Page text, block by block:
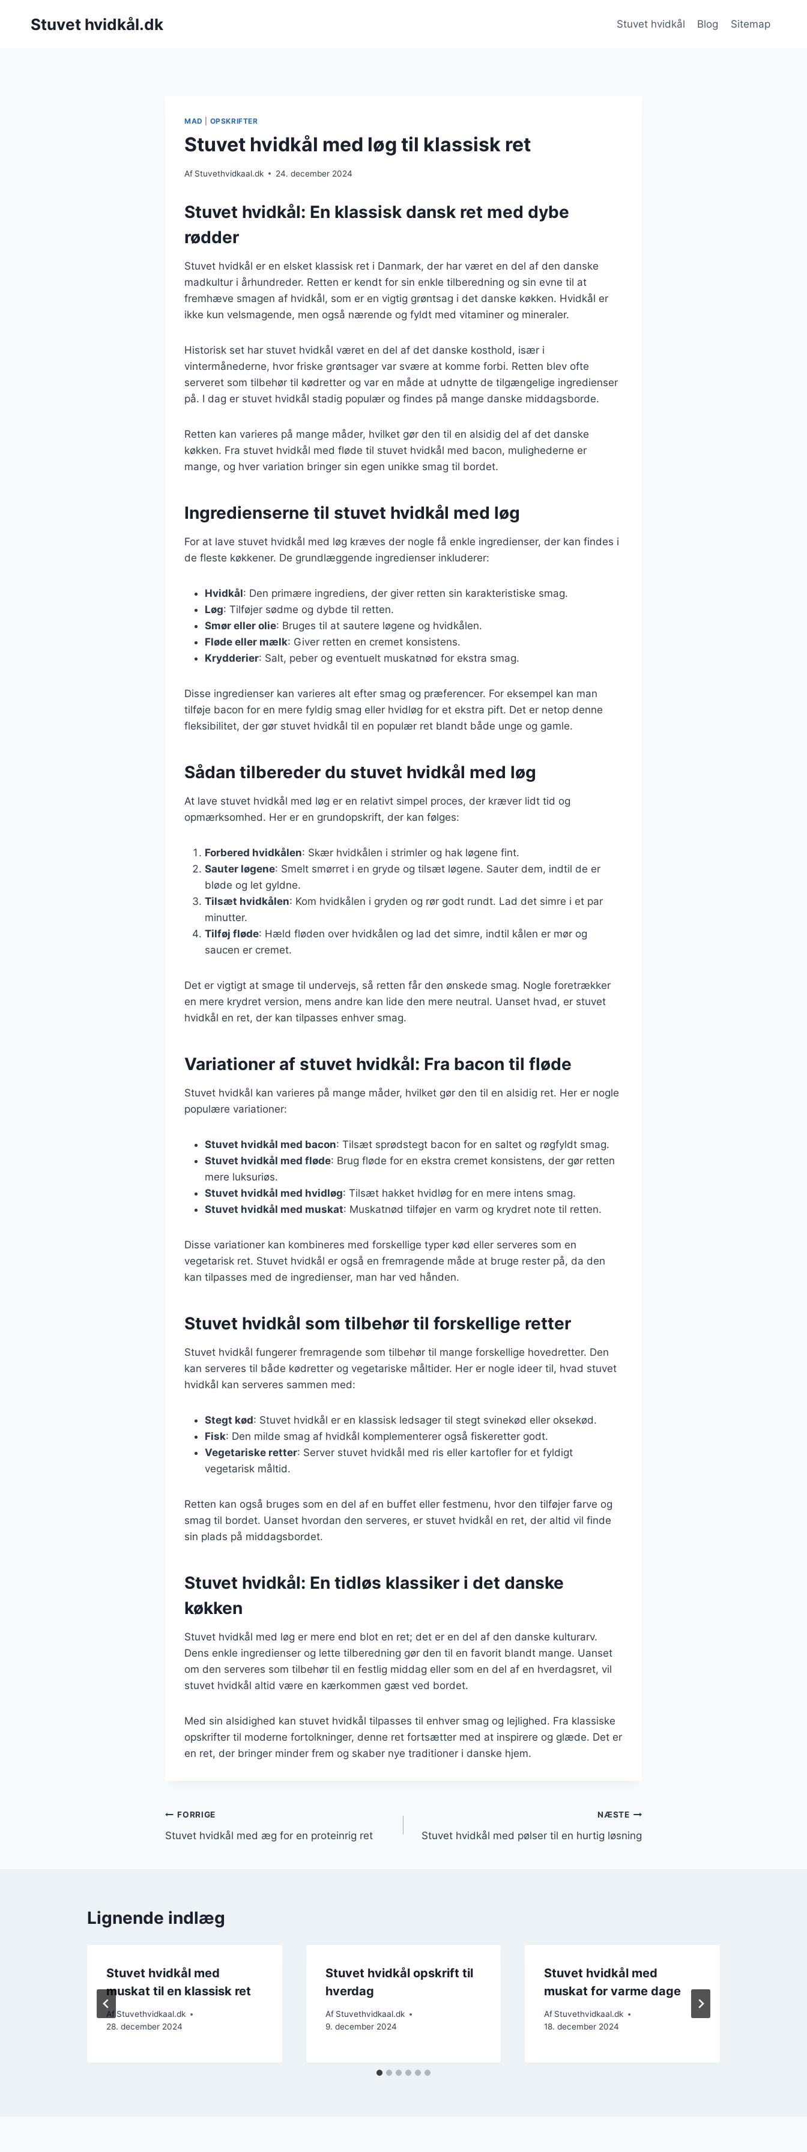
Stuvet hvidkål.dk Stuvet hvidkål Blog Sitemap
MAD OPSKRIFTER
Stuvet hvidkål med løg til klassisk ret
Af Stuvethvidkaal.dk 24. december 2024
Stuvet hvidkål: En klassisk dansk ret med dybe
rødder
Stuvet hvidkål er en elsket klassisk ret i Danmark, der har været en del af den danske
madkultur i århundreder. Retten er kendt for sin enkle tilberedning og sin evne til at
fremhæve smagen af hvidkål, som er en vigtig grøntsag i det danske køkken. Hvidkål er
ikke kun velsmagende, men også nærende og fyldt med vitaminer og mineraler.
Historisk set har stuvet hvidkål været en del af det danske kosthold, især i
vintermånederne, hvor friske grøntsager var svære at komme forbi. Retten blev ofte
serveret som tilbehør til kødretter og var en måde at udnytte de tilgængelige ingredienser
på. I dag er stuvet hvidkål stadig populær og findes på mange danske middagsborde.
Retten kan varieres på mange måder, hvilket gør den til en alsidig del af det danske
køkken. Fra stuvet hvidkål med fløde til stuvet hvidkål med bacon, mulighederne er
mange, og hver variation bringer sin egen unikke smag til bordet.
Ingredienserne til stuvet hvidkål med løg
For at lave stuvet hvidkål med løg kræves der nogle få enkle ingredienser, der kan findes i
de fleste køkkener. De grundlæggende ingredienser inkluderer:
Hvidkål: Den primære ingrediens, der giver retten sin karakteristiske smag.
Løg: Tilføjer sødme og dybde til retten.
Smør eller olie: Bruges til at sautere løgene og hvidkålen.
Fløde eller mælk: Giver retten en cremet konsistens.
Krydderier: Salt, peber og eventuelt muskatnød for ekstra smag.
Disse ingredienser kan varieres alt efter smag og præferencer. For eksempel kan man
tilføje bacon for en mere fyldig smag eller hvidløg for et ekstra pift. Det er netop denne
fleksibilitet, der gør stuvet hvidkål til en populær ret blandt både unge og gamle.
Sådan tilbereder du stuvet hvidkål med løg
At lave stuvet hvidkål med løg er en relativt simpel proces, der kræver lidt tid og
opmærksomhed. Her er en grundopskrift, der kan følges:
Forbered hvidkålen: Skær hvidkålen i strimler og hak løgene fint.
Sauter løgene: Smelt smørret i en gryde og tilsæt løgene. Sauter dem, indtil de er
bløde og let gyldne.
Tilsæt hvidkålen: Kom hvidkålen i gryden og rør godt rundt. Lad det simre i et par
minutter.
Tilføj fløde: Hæld fløden over hvidkålen og lad det simre, indtil kålen er mør og
saucen er cremet.
Det er vigtigt at smage til undervejs, så retten får den ønskede smag. Nogle foretrækker
en mere krydret version, mens andre kan lide den mere neutral. Uanset hvad, er stuvet
hvidkål en ret, der kan tilpasses enhver smag.
Variationer af stuvet hvidkål: Fra bacon til fløde
Stuvet hvidkål kan varieres på mange måder, hvilket gør den til en alsidig ret. Her er nogle
populære variationer:
Stuvet hvidkål med bacon: Tilsæt sprødstegt bacon for en saltet og røgfyldt smag.
Stuvet hvidkål med fløde: Brug fløde for en ekstra cremet konsistens, der gør retten
mere luksuriøs.
Stuvet hvidkål med hvidløg: Tilsæt hakket hvidløg for en mere intens smag.
Stuvet hvidkål med muskat: Muskatnød tilføjer en varm og krydret note til retten.
Disse variationer kan kombineres med forskellige typer kød eller serveres som en
vegetarisk ret. Stuvet hvidkål er også en fremragende måde at bruge rester på, da den
kan tilpasses med de ingredienser, man har ved hånden.
Stuvet hvidkål som tilbehør til forskellige retter
Stuvet hvidkål fungerer fremragende som tilbehør til mange forskellige hovedretter. Den
kan serveres til både kødretter og vegetariske måltider. Her er nogle ideer til, hvad stuvet
hvidkål kan serveres sammen med:
Stegt kød: Stuvet hvidkål er en klassisk ledsager til stegt svinekød eller oksekød.
Fisk: Den milde smag af hvidkål komplementerer også fiskeretter godt.
Vegetariske retter: Server stuvet hvidkål med ris eller kartofler for et fyldigt
vegetarisk måltid.
Retten kan også bruges som en del af en buffet eller festmenu, hvor den tilføjer farve og
smag til bordet. Uanset hvordan den serveres, er stuvet hvidkål en ret, der altid vil finde
sin plads på middagsbordet.
Stuvet hvidkål: En tidløs klassiker i det danske
køkken
Stuvet hvidkål med løg er mere end blot en ret; det er en del af den danske kulturarv.
Dens enkle ingredienser og lette tilberedning gør den til en favorit blandt mange. Uanset
om den serveres som tilbehør til en festlig middag eller som en del af en hverdagsret, vil
stuvet hvidkål altid være en kærkommen gæst ved bordet.
Med sin alsidighed kan stuvet hvidkål tilpasses til enhver smag og lejlighed. Fra klassiske
opskrifter til moderne fortolkninger, denne ret fortsætter med at inspirere og glæde. Det er
en ret, der bringer minder frem og skaber nye traditioner i danske hjem.
Indlægsnavigation
FORRIGE
Stuvet hvidkål med æg for en proteinrig ret
NÆSTE
Stuvet hvidkål med pølser til en hurtig løsning
Lignende indlæg
Stuvet hvidkål med
muskat til en klassisk ret
Af Stuvethvidkaal.dk
28. december 2024
Stuvet hvidkål opskrift til
hverdag
Af Stuvethvidkaal.dk
9. december 2024
Stuvet hvidkål med
muskat for varme dage
Af Stuvethvidkaal.dk
18. december 2024